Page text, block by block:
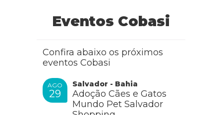
Eventos Cobasi
Confira abaixo os próximos
eventos Cobasi
AGO
29
Salvador - Bahia
Adoção Cães e Gatos
Mundo Pet Salvador